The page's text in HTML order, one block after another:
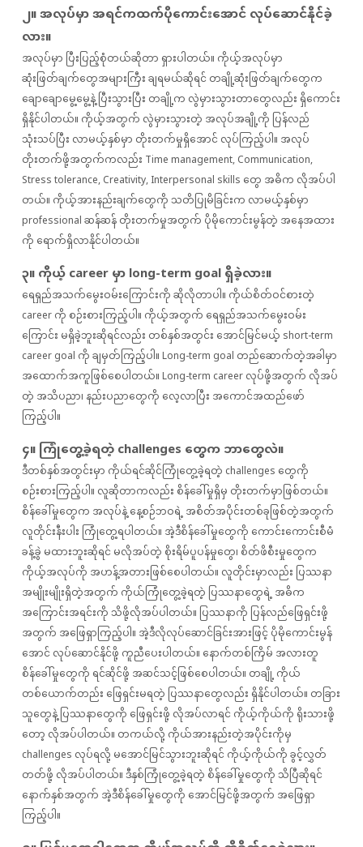
၂။ အလုပ်မှာ အရင်ကထက်ပိုကောင်းအောင် လုပ်ဆောင်နိုင်ခဲ့
လား။
အလုပ်မှာ ပြီးပြည့်စုံတယ်ဆိုတာ ရှားပါတယ်။ ကိုယ့်အလုပ်မှာ
ဆုံးဖြတ်ချက်တွေအများကြီး ချရမယ်ဆိုရင် တချို့ဆုံးဖြတ်ချက်တွေက
ချောချောမွေ့မွေ့နဲ့ ပြီးသွားပြီး တချို့က လွဲမှားသွားတာတွေလည်း ရှိကောင်း
ရှိနိုင်ပါတယ်။ ကိုယ့်အတွက် လွဲမှားသွားတဲ့ အလုပ်အချို့ကို ပြန်လည်
သုံးသပ်ပြီး လာမယ့်နှစ်မှာ တိုးတက်မှုရှိအောင် လုပ်ကြည့်ပါ။ အလုပ်
တိုးတက်ဖို့အတွက်ကလည်း Time management, Communication,
Stress tolerance, Creativity, Interpersonal skills တွေ အဓိက လိုအပ်ပါ
တယ်။ ကိုယ့်အားနည်းချက်တွေကို သတိပြုမိခြင်းက လာမယ့်နှစ်မှာ
professional ဆန်ဆန် တိုးတက်မှုအတွက် ပိုမိုကောင်းမွန်တဲ့ အနေအထား
ကို ရောက်ရှိလာနိုင်ပါတယ်။
၃။ ကိုယ့် career မှာ long-term goal ရှိခဲ့လား။
ရေရှည်အသက်မွေးဝမ်းကြောင်းကို ဆိုလိုတာပါ။ ကိုယ်စိတ်ဝင်စားတဲ့
career ကို စဉ်းစားကြည့်ပါ။ ကိုယ့်အတွက် ရေရှည်အသက်မွေးဝမ်း
ကြောင်း မရှိခဲ့ဘူးဆိုရင်လည်း တစ်နှစ်အတွင်း အောင်မြင်မယ့် short-term
career goal ကို ချမှတ်ကြည့်ပါ။ Long-term goal တည်ဆောက်တဲ့အခါမှာ
အထောက်အကူဖြစ်စေပါတယ်။ Long-term career လုပ်ဖို့အတွက် လိုအပ်
တဲ့ အသိပညာ၊ နည်းပညာတွေကို လေ့လာပြီး အကောင်အထည်ဖော်
ကြည့်ပါ။
၄။ ကြုံတွေ့ခဲ့ရတဲ့ challenges တွေက ဘာတွေလဲ။
ဒီတစ်နှစ်အတွင်းမှာ ကိုယ်ရင်ဆိုင်ကြုံတွေ့ခဲ့ရတဲ့ challenges တွေကို
စဉ်းစားကြည့်ပါ။ လူဆိုတာကလည်း စိန်ခေါ်မှုရှိမှ တိုးတက်မှာဖြစ်တယ်။
စိန်ခေါ်မှုတွေက အလုပ်နဲ့ နေ့စဉ်ဘဝရဲ့ အစိတ်အပိုင်းတစ်ခုဖြစ်တဲ့အတွက်
လူတိုင်းနီးပါး ကြုံတွေ့ရပါတယ်။ အဲ့ဒီစိန်ခေါ်မှုတွေကို ကောင်းကောင်းစီမံ
ခန့်ခွဲ မထားဘူးဆိုရင် မလိုအပ်တဲ့ စိုးရိမ်ပူပန်မှုတွေ၊ စိတ်ဖိစီးမှုတွေက
ကိုယ့်အလုပ်ကို အဟန့်အတားဖြစ်စေပါတယ်။ လူတိုင်းမှာလည်း ပြဿနာ
အမျိုးမျိုးရှိတဲ့အတွက် ကိုယ်ကြုံတွေ့ခဲ့ရတဲ့ ပြဿနာတွေရဲ့ အဓိက
အကြောင်းအရင်းကို သိဖို့လိုအပ်ပါတယ်။ ပြဿနာကို ပြန်လည်ဖြေရှင်းဖို့
အတွက် အဖြေရှာကြည့်ပါ။ အဲ့ဒီလိုလုပ်ဆောင်ခြင်းအားဖြင့် ပိုမိုကောင်းမွန်
အောင် လုပ်ဆောင်နိုင်ဖို့ ကူညီပေးပါတယ်။ နောက်တစ်ကြိမ် အလားတူ
စိန်ခေါ်မှုတွေကို ရင်ဆိုင်ဖို့ အဆင်သင့်ဖြစ်စေပါတယ်။ တချို့ ကိုယ်
တစ်ယောက်တည်း ဖြေရှင်းမရတဲ့ ပြဿနာတွေလည်း ရှိနိုင်ပါတယ်။ တခြား
သူတွေနဲ့ ပြဿနာတွေကို ဖြေရှင်းဖို့ လိုအပ်လာရင် ကိုယ့်ကိုယ်ကို ရိုးသားဖို့
တော့ လိုအပ်ပါတယ်။ တကယ်လို့ ကိုယ်အားနည်းတဲ့အပိုင်းကိုမှ
challenges လုပ်ရလို့ မအောင်မြင်သွားဘူးဆိုရင် ကိုယ့်ကိုယ်ကို ခွင့်လွှတ်
တတ်ဖို့ လိုအပ်ပါတယ်။ ဒီနှစ်ကြုံတွေ့ခဲ့ရတဲ့ စိန်ခေါ်မှုတွေကို သိပြီဆိုရင်
နောက်နှစ်အတွက် အဲ့ဒီစိန်ခေါ်မှုတွေကို အောင်မြင်ဖို့အတွက် အဖြေရှာ
ကြည့်ပါ။